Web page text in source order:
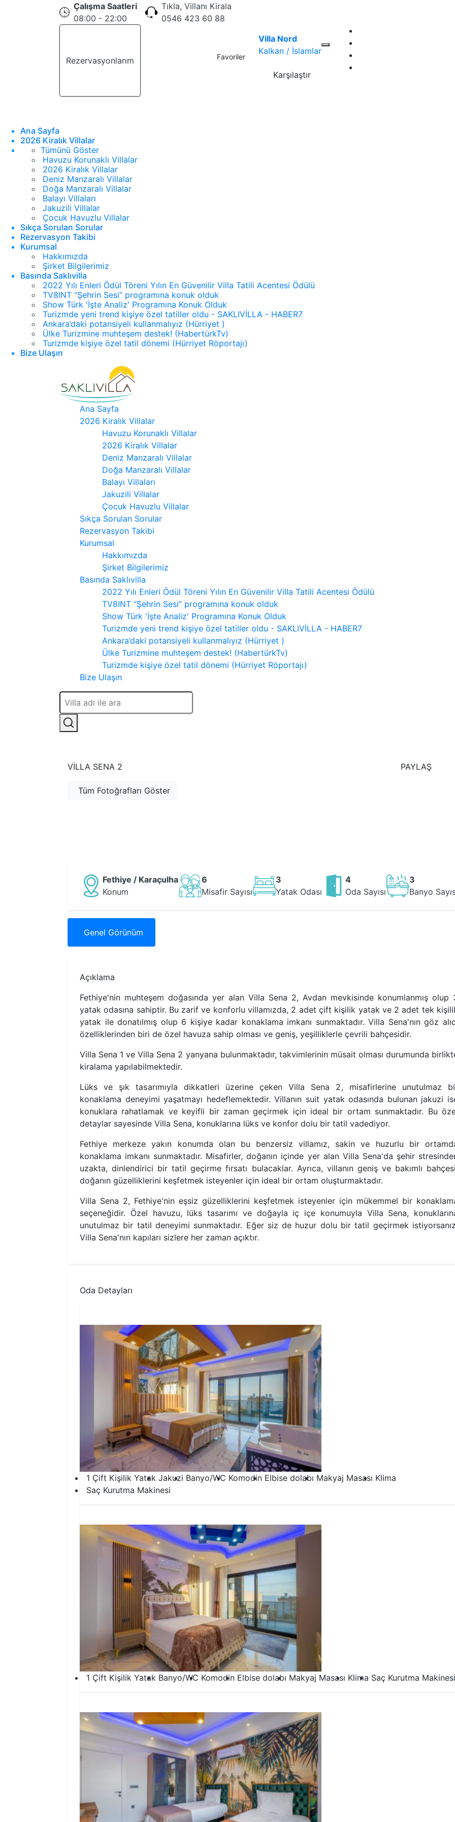
Çalışma Saatleri
08:00 - 22:00
Tıkla, Villanı Kirala
0546 423 60 88
Rezervasyonlarım Favoriler
Villa Nord
Kalkan / İslamlar
Karşılaştır
Ana Sayfa
2026 Kiralık Villalar
Tümünü Göster
Havuzu Korunaklı Villalar
2026 Kiralık Villalar
Deniz Manzaralı Villalar
Doğa Manzaralı Villalar
Balayı Villaları
Jakuzili Villalar
Çocuk Havuzlu Villalar
Sıkça Sorulan Sorular
Rezervasyon Takibi
Kurumsal
Hakkımızda
Şirket Bilgilerimiz
Basında Saklıvilla
2022 Yılı Enleri Ödül Töreni Yılın En Güvenilir Villa Tatili Acentesi Ödülü
TV8INT “Şehrin Sesi” programına konuk olduk
Show Türk 'İşte Analiz' Programına Konuk Olduk
Turizmde yeni trend kişiye özel tatiller oldu - SAKLIVİLLA - HABER7
Ankara’daki potansiyeli kullanmalıyız (Hürriyet )
Ülke Turizmine muhteşem destek! (HabertürkTv)
Turizmde kişiye özel tatil dönemi (Hürriyet Röportajı)
Bize Ulaşın
Ana Sayfa
2026 Kiralık Villalar
Havuzu Korunaklı Villalar
2026 Kiralık Villalar
Deniz Manzaralı Villalar
Doğa Manzaralı Villalar
Balayı Villaları
Jakuzili Villalar
Çocuk Havuzlu Villalar
Sıkça Sorulan Sorular
Rezervasyon Takibi
Kurumsal
Hakkımızda
Şirket Bilgilerimiz
Basında Saklıvilla
2022 Yılı Enleri Ödül Töreni Yılın En Güvenilir Villa Tatili Acentesi Ödülü
TV8INT “Şehrin Sesi” programına konuk olduk
Show Türk 'İşte Analiz' Programına Konuk Olduk
Turizmde yeni trend kişiye özel tatiller oldu - SAKLIVİLLA - HABER7
Ankara’daki potansiyeli kullanmalıyız (Hürriyet )
Ülke Turizmine muhteşem destek! (HabertürkTv)
Turizmde kişiye özel tatil dönemi (Hürriyet Röportajı)
Bize Ulaşın
VILLA SENA 2 PAYLAŞ
Tüm Fotoğrafları Göster
Fethiye / Karaçulha
Konum
6
Misafir Sayısı
3
Yatak Odası
4
Oda Sayısı
3
Banyo
Genel Görünüm
Açıklama
Fethiye'nin muhteşem doğasında yer alan Villa Sena 2, Avdan mevkisinde konumlanmış olup
yatak odasına sahiptir. Bu zarif ve konforlu villamızda, 2 adet çift kişilik yatak ve 2 adet tek
yatak ile donatılmış olup 6 kişiye kadar konaklama imkanı sunmaktadır. Villa Sena'nın göz
özelliklerinden biri de özel havuza sahip olması ve geniş, yeşilliklerle çevrili bahçesidir.
Villa Sena 1 ve Villa Sena 2 yanyana bulunmaktadır, takvimlerinin müsait olması durumunda
kiralama yapılabilmektedir.
Lüks ve şık tasarımıyla dikkatleri üzerine çeken Villa Sena 2, misafirlerine unutulmaz
konaklama deneyimi yaşatmayı hedeflemektedir. Villanın suit yatak odasında bulunan jakuzi
konuklara rahatlamak ve keyifli bir zaman geçirmek için ideal bir ortam sunmaktadır. Bu
detaylar sayesinde Villa Sena, konuklarına lüks ve konfor dolu bir tatil vadediyor.
Fethiye merkeze yakın konumda olan bu benzersiz villamız, sakin ve huzurlu bir
konaklama imkanı sunmaktadır. Misafirler, doğanın içinde yer alan Villa Sena'da şehir
uzakta, dinlendirici bir tatil geçirme fırsatı bulacaklar. Ayrıca, villanın geniş ve bakımlı
doğanın güzelliklerini keşfetmek isteyenler için ideal bir ortam oluşturmaktadır.
Villa Sena 2, Fethiye'nin eşsiz güzelliklerini keşfetmek isteyenler için mükemmel bir
seçeneğidir. Özel havuzu, lüks tasarımı ve doğayla iç içe konumuyla Villa Sena,
unutulmaz bir tatil deneyimi sunmaktadır. Eğer siz de huzur dolu bir tatil geçirmek
Villa Sena'nın kapıları sizlere her zaman açıktır.
Oda Detayları
1 Çift Kişilik Yatak Jakuzi Banyo/WC Komodin Elbise dolabı Makyaj Masası Klima
Saç Kurutma Makinesi
1 Çift Kişilik Yatak Banyo/WC Komodin Elbise dolabı Makyaj Masası Klima Saç Kurutma Makinesi